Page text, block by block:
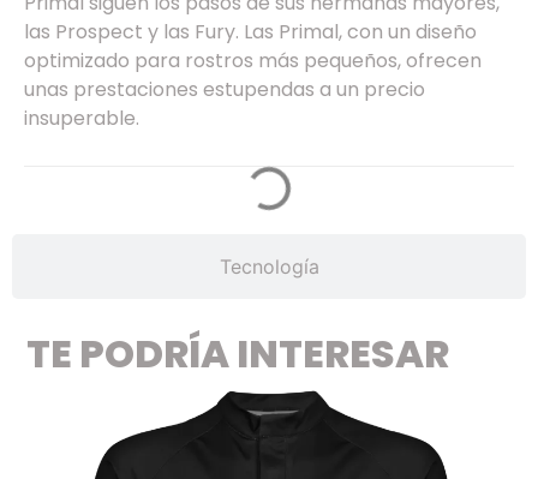
Tecnología
las Prospect y las Fury. Las Primal, con un diseño
optimizado para rostros más pequeños, ofrecen
unas prestaciones estupendas a un precio
insuperable.
TE PODRÍA INTERESAR